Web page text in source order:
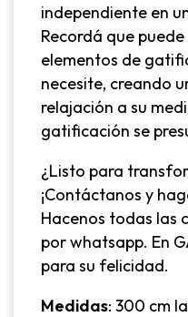
independiente en
Recordá que
elementos de
necesite, creando
relajación a su
gatificación se
¿Listo para
¡Contáctanos y
Hacenos todas las
por whatsapp. En
para su felicidad.
Medidas: 300 cm